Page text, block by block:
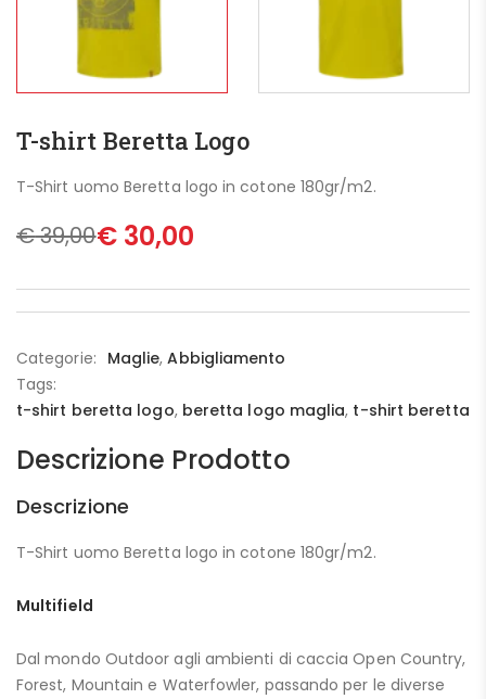
T-shirt Beretta Logo
T-Shirt uomo Beretta logo in cotone 180gr/m2.
€39,00€30,00
Categorie: Maglie,Abbigliamento
Tags:
t-shirt beretta logo, beretta logo maglia, t-shirt beretta
Descrizione Prodotto
Descrizione
T-Shirt uomo Beretta logo in cotone 180gr/m2.
Multifield
Dal mondo Outdoor agli ambienti di caccia Open Country,
Forest, Mountain e Waterfowler, passando per le diverse